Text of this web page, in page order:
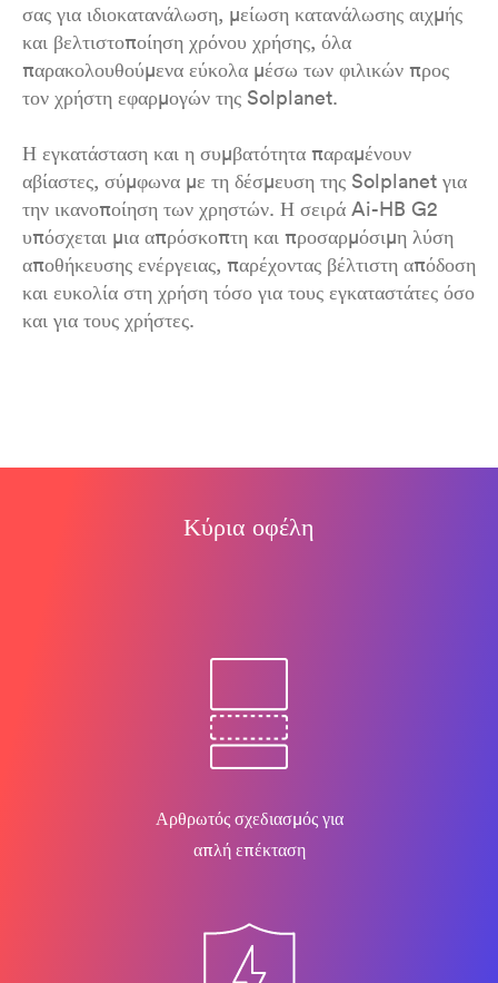
σας για ιδιοκατανάλωση, μείωση κατανάλωσης αιχμής
και βελτιστοποίηση χρόνου χρήσης, όλα
παρακολουθούμενα εύκολα μέσω των φιλικών προς
τον χρήστη εφαρμογών της Solplanet.
Η εγκατάσταση και η συμβατότητα παραμένουν
αβίαστες, σύμφωνα με τη δέσμευση της Solplanet για
την ικανοποίηση των χρηστών. Η σειρά Ai-HB G2
υπόσχεται μια απρόσκοπτη και προσαρμόσιμη λύση
αποθήκευσης ενέργειας, παρέχοντας βέλτιστη απόδοση
και ευκολία στη χρήση τόσο για τους εγκαταστάτες όσο
και για τους χρήστες.
Κύρια οφέλη
Αρθρωτός σχεδιασμός για
απλή επέκταση